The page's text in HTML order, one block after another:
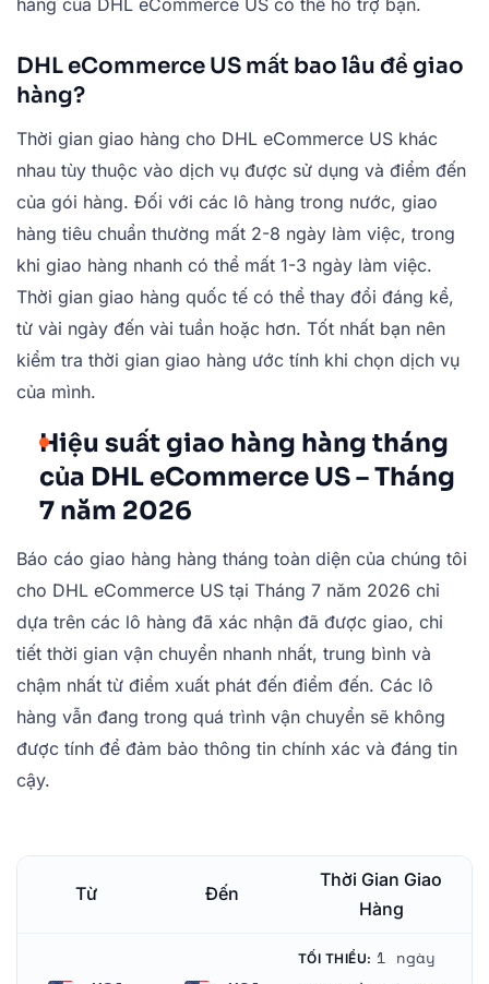
hàng của DHL eCommerce US có thể hỗ trợ bạn.
DHL eCommerce US mất bao lâu để giao
hàng?
Thời gian giao hàng cho DHL eCommerce US khác
nhau tùy thuộc vào dịch vụ được sử dụng và điểm đến
của gói hàng. Đối với các lô hàng trong nước, giao
hàng tiêu chuẩn thường mất 2-8 ngày làm việc, trong
khi giao hàng nhanh có thể mất 1-3 ngày làm việc.
Thời gian giao hàng quốc tế có thể thay đổi đáng kể,
từ vài ngày đến vài tuần hoặc hơn. Tốt nhất bạn nên
kiểm tra thời gian giao hàng ước tính khi chọn dịch vụ
của mình.
Hiệu suất giao hàng hàng tháng
của DHL eCommerce US – Tháng
7 năm 2026
Báo cáo giao hàng hàng tháng toàn diện của chúng tôi
cho DHL eCommerce US tại Tháng 7 năm 2026 chỉ
dựa trên các lô hàng đã xác nhận đã được giao, chi
tiết thời gian vận chuyển nhanh nhất, trung bình và
chậm nhất từ điểm xuất phát đến điểm đến. Các lô
hàng vẫn đang trong quá trình vận chuyển sẽ không
được tính để đảm bảo thông tin chính xác và đáng tin
cậy.
Từ Đến
Thời Gian Giao
Hàng
TỐI THIỂU: 1 ngày